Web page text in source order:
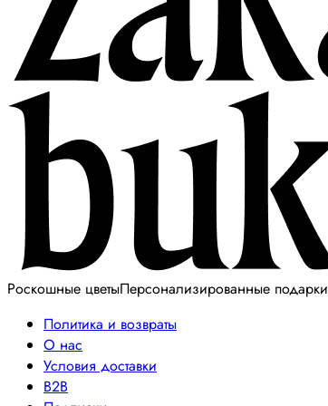
Роскошные цветыПерсонализированные подарки
Политика и возвраты
О нас
Условия доставки
B2B